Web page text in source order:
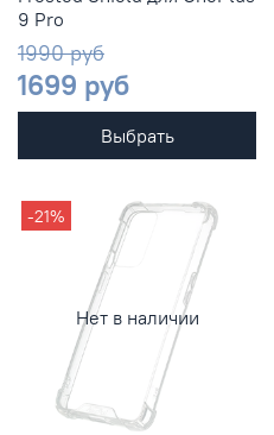
9 Pro
1990 руб
1699 руб
Выбрать
Нет в наличии
-21%